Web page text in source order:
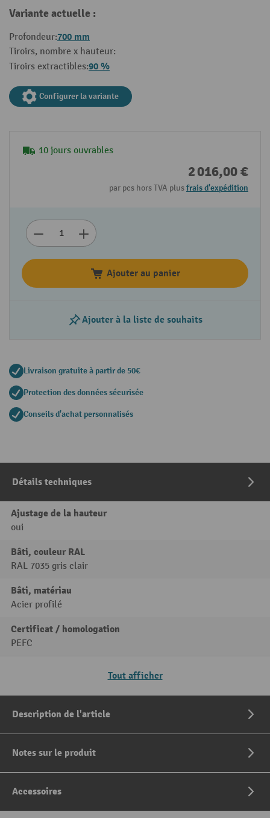
Variante actuelle :
Profondeur:700 mm
Tiroirs, nombre x hauteur:
Tiroirs extractibles:90 %
Configurer la variante
10 jours ouvrables
2 016,00 €
par pcs hors TVA plusfrais d'expédition
Ajouter au panier
Ajouter à la liste de souhaits
Livraison gratuite à partir de 50€
Protection des données sécurisée
Conseils d'achat personnalisés
Détails techniques
Ajustage de la hauteur
oui
Bâti, couleur RAL
RAL 7035 gris clair
Bâti, matériau
Acier profilé
Certificat / homologation
PEFC
Tout afficher
Description de l'article
Notes sur le produit
Accessoires